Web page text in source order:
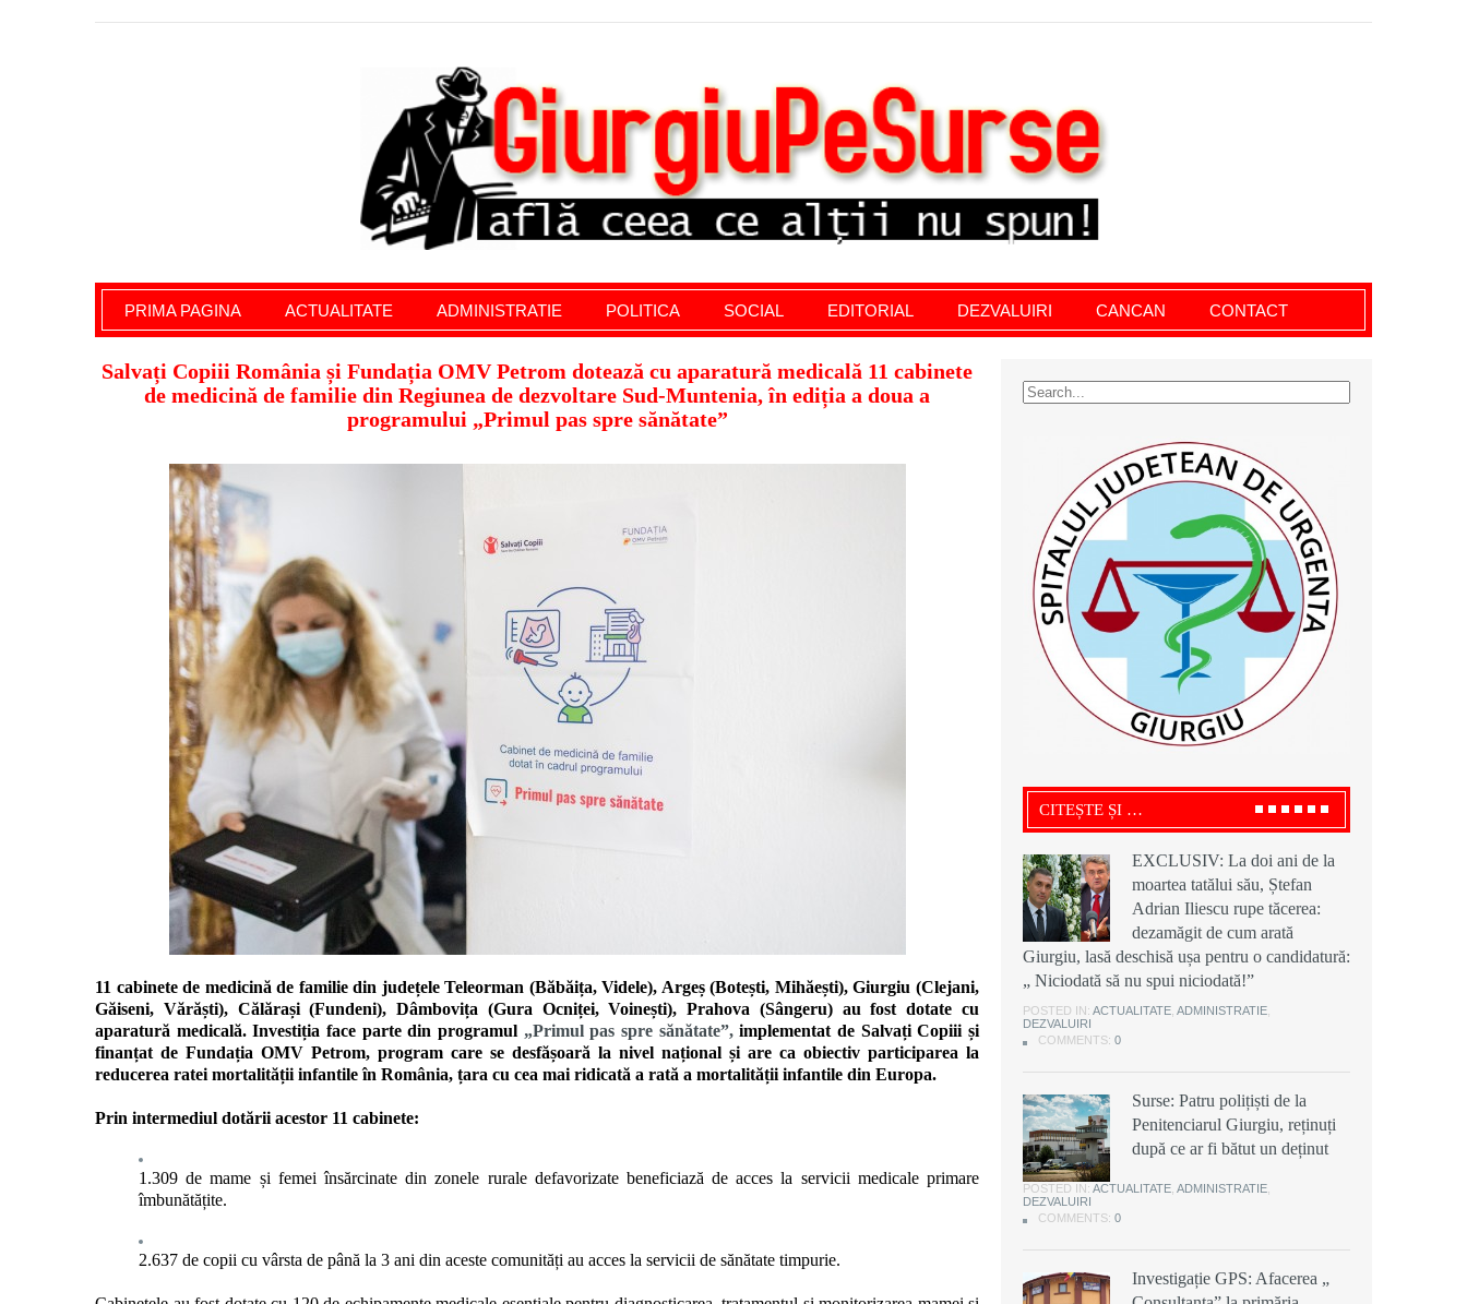
Giurgiu Pe Surse – actualitate giurgiu, administratie giurgiu, stiri politice, social economic, editoriale giurgiu, dezvaluiri, soc, cancan, stiri locale
PRIMA PAGINA ACTUALITATE ADMINISTRATIE POLITICA SOCIAL EDITORIAL DEZVALUIRI CANCAN CONTACT
Salvați Copiii România și Fundația OMV Petrom dotează cu aparatură medicală 11 cabinete
de medicină de familie din Regiunea de dezvoltare Sud-Muntenia, în ediția a doua a
programului „Primul pas spre sănătate”
11 cabinete de medicină de familie din județele Teleorman (Băbăița, Videle), Argeș (Botești, Mihăești), Giurgiu (Clejani,
Găiseni, Vărăști), Călărași (Fundeni), Dâmbovița (Gura Ocniței, Voinești), Prahova (Sângeru) au fost dotate cu
aparatură medicală. Investiția face parte din programul „Primul pas spre sănătate”,implementat de Salvați Copiii și
finanțat de Fundația OMV Petrom, program care se desfășoară la nivel național și are ca obiectiv participarea la
reducerea ratei mortalității infantile în România, țara cu cea mai ridicată a rată a mortalității infantile din Europa.
Prin intermediul dotării acestor 11 cabinete:
1.309 de mame și femei însărcinate din zonele rurale defavorizate beneficiază de acces la servicii medicale primare
îmbunătățite.
2.637 de copii cu vârsta de până la 3 ani din aceste comunități au acces la servicii de sănătate timpurie.
CITEȘTE ȘI …
EXCLUSIV: La doi ani de la
moartea tatălui său, Ștefan
Adrian Iliescu rupe tăcerea:
dezamăgit de cum arată
Giurgiu, lasă deschisă ușa pentru o candidatură:
„ Niciodată să nu spui niciodată!”
POSTED IN: ACTUALITATE ADMINISTRATIE
DEZVALUIRI
COMMENTS: 0
Surse: Patru polițiști de la
Penitenciarul Giurgiu, reținuți
după ce ar fi bătut un deținut
POSTED IN: ACTUALITATE ADMINISTRATIE
DEZVALUIRI
COMMENTS: 0
Investigație GPS: Afacerea „